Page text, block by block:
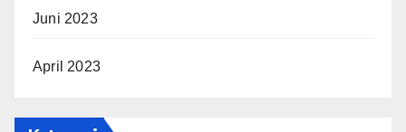
Juni 2023
April 2023